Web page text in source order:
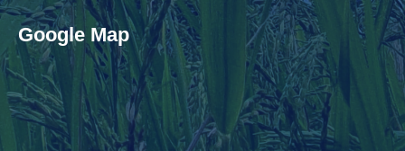
Google Map